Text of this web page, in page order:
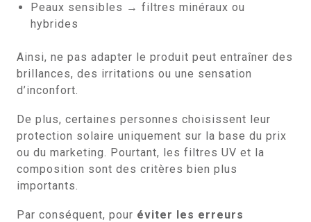
Peaux sensibles → filtres minéraux ou
hybrides
Ainsi, ne pas adapter le produit peut entraîner des
brillances, des irritations ou une sensation
d’inconfort.
De plus, certaines personnes choisissent leur
protection solaire uniquement sur la base du prix
ou du marketing. Pourtant, les filtres UV et la
composition sont des critères bien plus
importants.
Par conséquent, pour éviter les erreurs